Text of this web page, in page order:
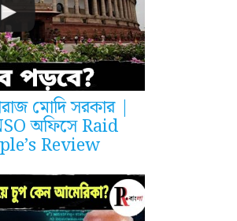
মোদি সরকার |
অফিসে Raid
Review